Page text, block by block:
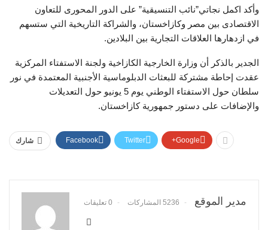
وأكد اكمل نجاتي”نائب التنسيقية” على الدور المحورى للتعاون
الاقتصادى بين مصر وكازاخستان، والشراكة التاريخية التي ستسهم
في ازدهارها العلاقات التجارية بين البلادين.
الجدير بالذكر أن وزارة الخارجية الكازاخية ولجنة الاستفتاء المركزية
عقدت إحاطة مشتركة للبعثات الدبلوماسية الأجنبية المعتمدة في نور
سلطان حول الاستفتاء الوطني يوم 5 يونيو حول التعديلات
والإضافات على دستور جمهورية كازاخستان.
شارك Facebook Twitter Google+
مدير الموقع 5236 المشاركات 0 تعليقات